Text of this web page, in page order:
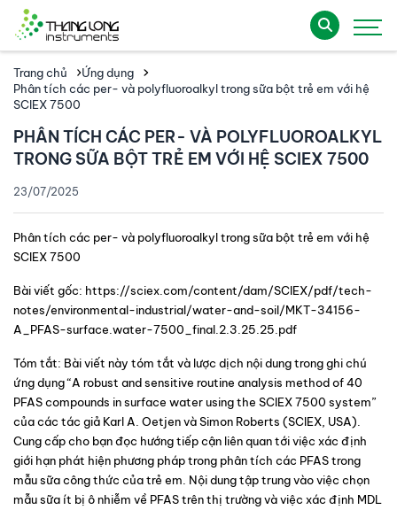
Trang chủ
Ứng dụng
Phân tích các per- và polyfluoroalkyl trong sữa bột trẻ em với hệ
SCIEX 7500
PHÂN TÍCH CÁC PER- VÀ POLYFLUOROALKYL
TRONG SỮA BỘT TRẺ EM VỚI HỆ SCIEX 7500
23/07/2025
Phân tích các per- và polyfluoroalkyl trong sữa bột trẻ em với hệ
SCIEX 7500
Bài viết gốc: https://sciex.com/content/dam/SCIEX/pdf/tech-
notes/environmental-industrial/water-and-soil/MKT-34156-
A_PFAS-surface.water-7500_final.2.3.25.25.pdf
Tóm tắt: Bài viết này tóm tắt và lược dịch nội dung trong ghi chú
ứng dụng “A robust and sensitive routine analysis method of 40
PFAS compounds in surface water using the SCIEX 7500 system”
của các tác giả Karl A. Oetjen và Simon Roberts (SCIEX, USA)
Cung cấp cho bạn đọc hướng tiếp cận liên quan tới việc xác định
giới hạn phát hiện phương pháp trong phân tích các PFAS trong
mẫu sữa công thức của trẻ em. Nội dung tập trung vào việc chọn
mẫu sữa ít bị ô nhiễm về PFAS trên thị trường và việc xác định MDL